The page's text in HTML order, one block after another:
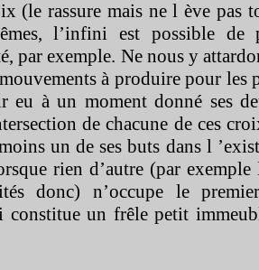
(le rassure mais ne l ève pas
l’infini est possible de
par exemple. Ne nous y
à produire pour les
eu à un moment donné ses
de chacune de ces
un de ses buts dans l
rien d’autre (par exemple
donc) n’occupe le
constitue un frêle petit